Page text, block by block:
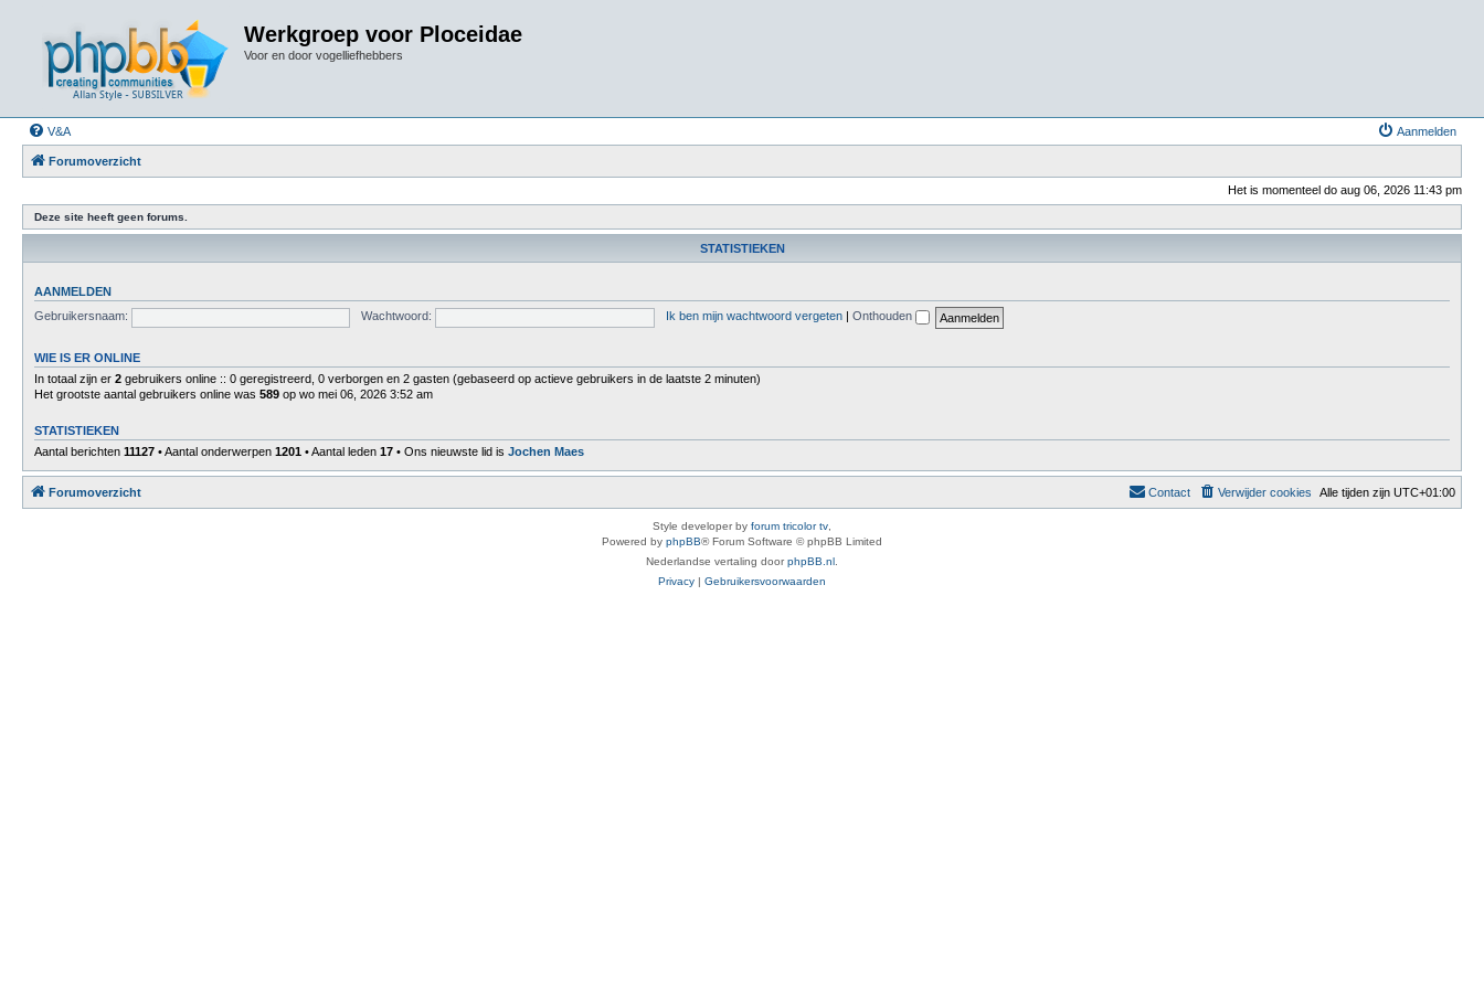
Werkgroep voor Ploceidae
Voor en door vogelliefhebbers
V&A Aanmelden
Forumoverzicht
Het is momenteel do aug 06, 2026 11:43 pm
Deze site heeft geen forums.
STATISTIEKEN
AANMELDEN
Gebruikersnaam:
Wachtwoord: Ik ben mijn wachtwoord vergeten Onthouden
WIE IS ER ONLINE
In totaal zijn er 2 gebruikers online :: 0 geregistreerd, 0 verborgen en 2 gasten (gebaseerd op actieve gebruikers in de laatste 2 minuten)
Het grootste aantal gebruikers online was 589 op wo mei 06, 2026 3:52 am
STATISTIEKEN
Aantal berichten 11127 • Aantal onderwerpen 1201 • Aantal leden 17 • Ons nieuwste lid is Jochen Maes
Forumoverzicht Alle tijden zijn UTC+01:00
Verwijder cookies
Contact
Style developer by forum tricolor tv
Powered by phpBB® Forum Software © phpBB Limited
Nederlandse vertaling doorphpBB.nl
Privacy | Gebruikersvoorwaarden